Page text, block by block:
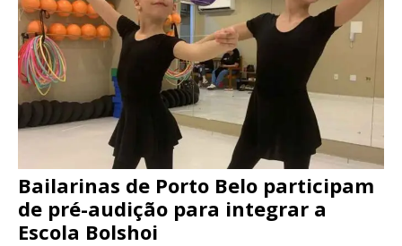
Bailarinas de Porto Belo participam
de pré-audição para integrar a
Escola Bolshoi